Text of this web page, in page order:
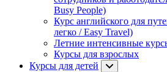
Busy People)
Курс английского для
легко / Easy Travel)
Летние интенсивные
Курсы для взрослых
Курсы для детей